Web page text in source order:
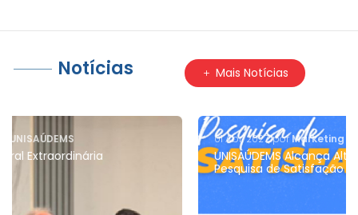
Notícias Mais Notícias
01 Abr. 2027, por
UNISAÚDEMS Alcança Altos Índices de Aprovação em